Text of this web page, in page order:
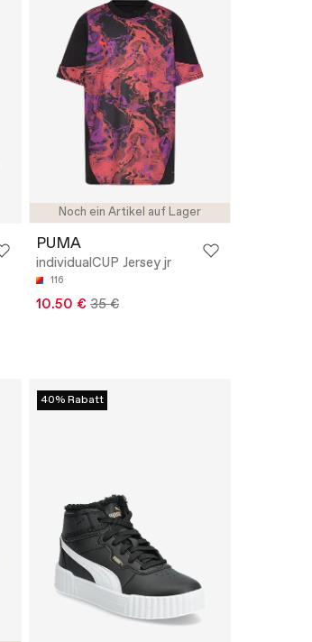
Noch ein Artikel auf Lager
PUMA
individualCUP Jersey jr
116
10.50 € 35 €
40% Rabatt